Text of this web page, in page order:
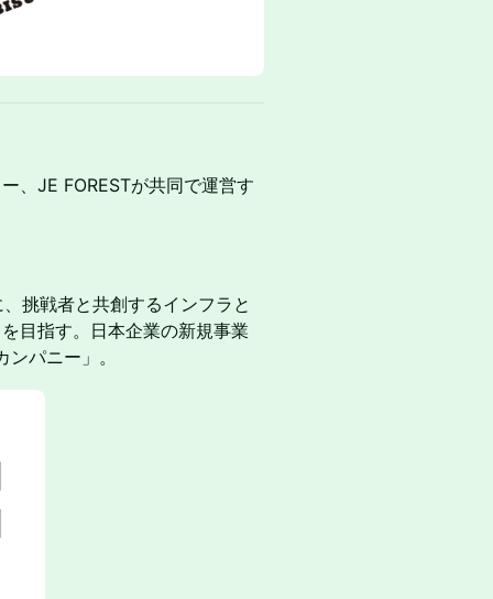
、JE FORESTが共同で運営す
挑戦者と共創するインフラと
目指す。日本企業の新規事業
パニー」。